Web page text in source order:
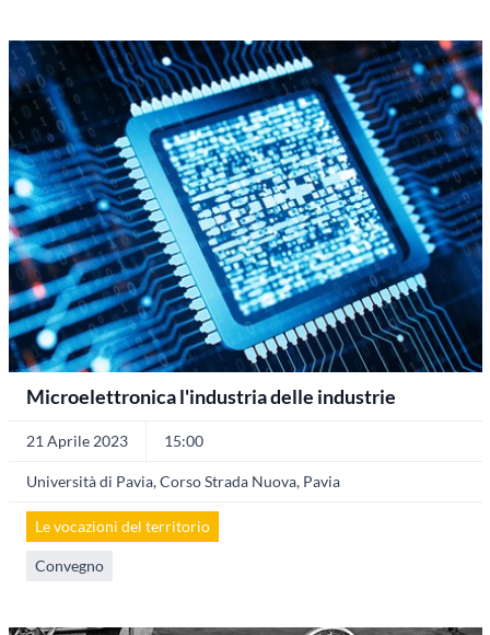
Microelettronica l'industria delle industrie
21 Aprile 2023 15:00
Università di Pavia, Corso Strada Nuova, Pavia
Le vocazioni del territorio
Convegno